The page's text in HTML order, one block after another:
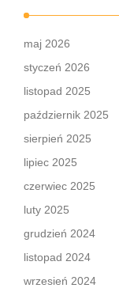
maj 2026
styczeń 2026
listopad 2025
październik 2025
sierpień 2025
lipiec 2025
czerwiec 2025
luty 2025
grudzień 2024
listopad 2024
wrzesień 2024